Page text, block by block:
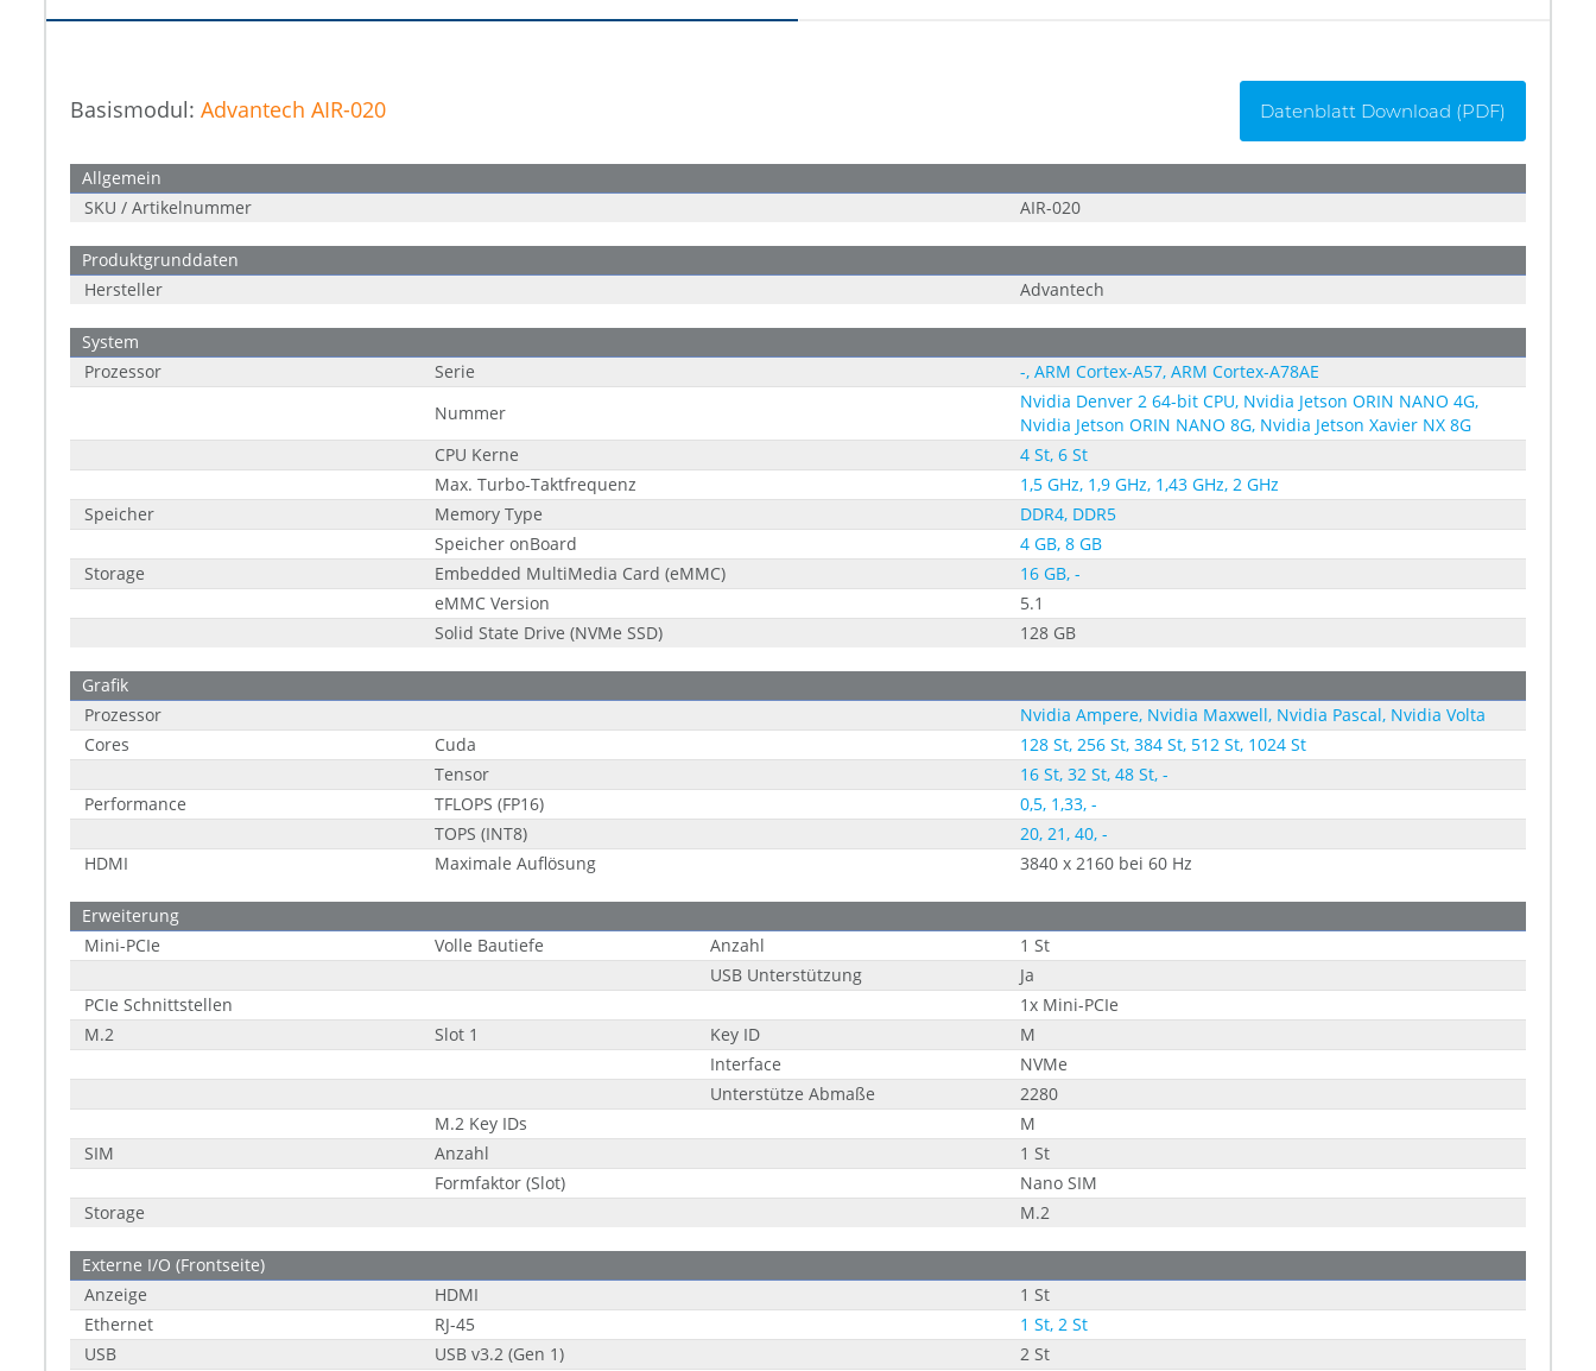
Basismodul: Advantech AIR-020 Datenblatt Download (PDF)
Allgemein
SKU / Artikelnummer
AIR-020
Produktgrunddaten
Hersteller
Advantech
System
Prozessor
Serie
-, ARM Cortex-A57, ARM Cortex-A78AE
Nummer
Nvidia Denver 2 64-bit CPU, Nvidia Jetson ORIN NANO 4G,
Nvidia Jetson ORIN NANO 8G, Nvidia Jetson Xavier NX 8G
CPU Kerne
4 St, 6 St
Max. Turbo-Taktfrequenz
1,5 GHz, 1,9 GHz, 1,43 GHz, 2 GHz
Speicher
Memory Type
DDR4, DDR5
Speicher onBoard
4 GB, 8 GB
Storage
Embedded MultiMedia Card (eMMC)
16 GB, -
eMMC Version
5.1
Solid State Drive (NVMe SSD)
128 GB
Grafik
Prozessor
Nvidia Ampere, Nvidia Maxwell, Nvidia Pascal, Nvidia Volta
Cores
Cuda
128 St, 256 St, 384 St, 512 St, 1024 St
Tensor
16 St, 32 St, 48 St, -
Performance
TFLOPS (FP16)
0,5, 1,33, -
TOPS (INT8)
20, 21, 40, -
HDMI
Maximale Auflösung 3840 x 2160 bei 60 Hz
Erweiterung
Mini-PCIe
Volle Bautiefe Anzahl
1 St
USB Unterstützung
Ja
PCIe Schnittstellen
1x Mini-PCIe
M.2
Slot 1 Key ID
M
Interface
NVMe
Unterstütze Abmaße
2280
M.2 Key IDs
M
SIM
Anzahl
1 St
Formfaktor (Slot)
Nano SIM
Storage
M.2
Externe I/O (Frontseite)
Anzeige
HDMI
1 St
Ethernet
RJ-45
1 St, 2 St
USB
USB v3.2 (Gen 1) 2 St